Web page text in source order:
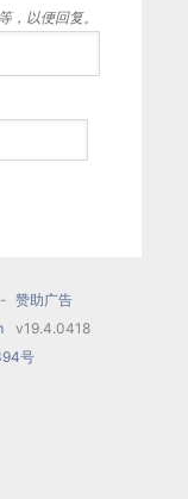
，以便回复。
- 赞助广告
v19.4.0418
号